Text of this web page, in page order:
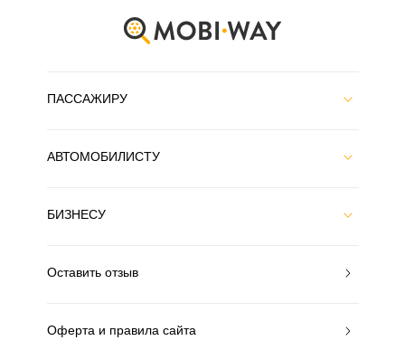
ПАССАЖИРУ
АВТОМОБИЛИСТУ
БИЗНЕСУ
Оставить отзыв
Оферта и правила сайта